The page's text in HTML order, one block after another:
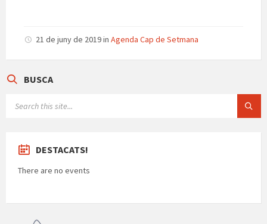
21 de juny de 2019in Agenda Cap de Setmana
BUSCA
DESTACATS!
There are no events